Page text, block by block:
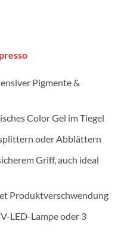
Pigmente &
Color Gel im Tiegel
oder Abblättern
Griff, auch ideal
Produktverschwendung
LED-Lampe oder 3